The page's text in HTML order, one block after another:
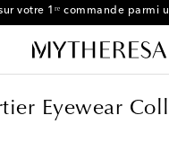
votre 1ʳᵉ commande parmi
Eyewear